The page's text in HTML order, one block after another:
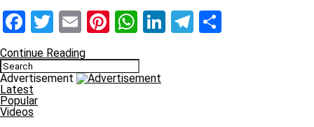
Facebook
Twitter
EmailPinterest
WhatsApp
LinkedIn
Telegram
Continue Reading
Advertisement
Latest
Popular
Videos